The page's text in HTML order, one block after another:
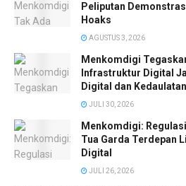
Peliputan
Hoaks
AGUSTUS 3, 2026
Menkomdigi
Infrastruktur Digital
Digital dan
JULI 30, 2026
Menkomdigi:
Tua Garda Terdepan
Digital
JULI 26, 2026